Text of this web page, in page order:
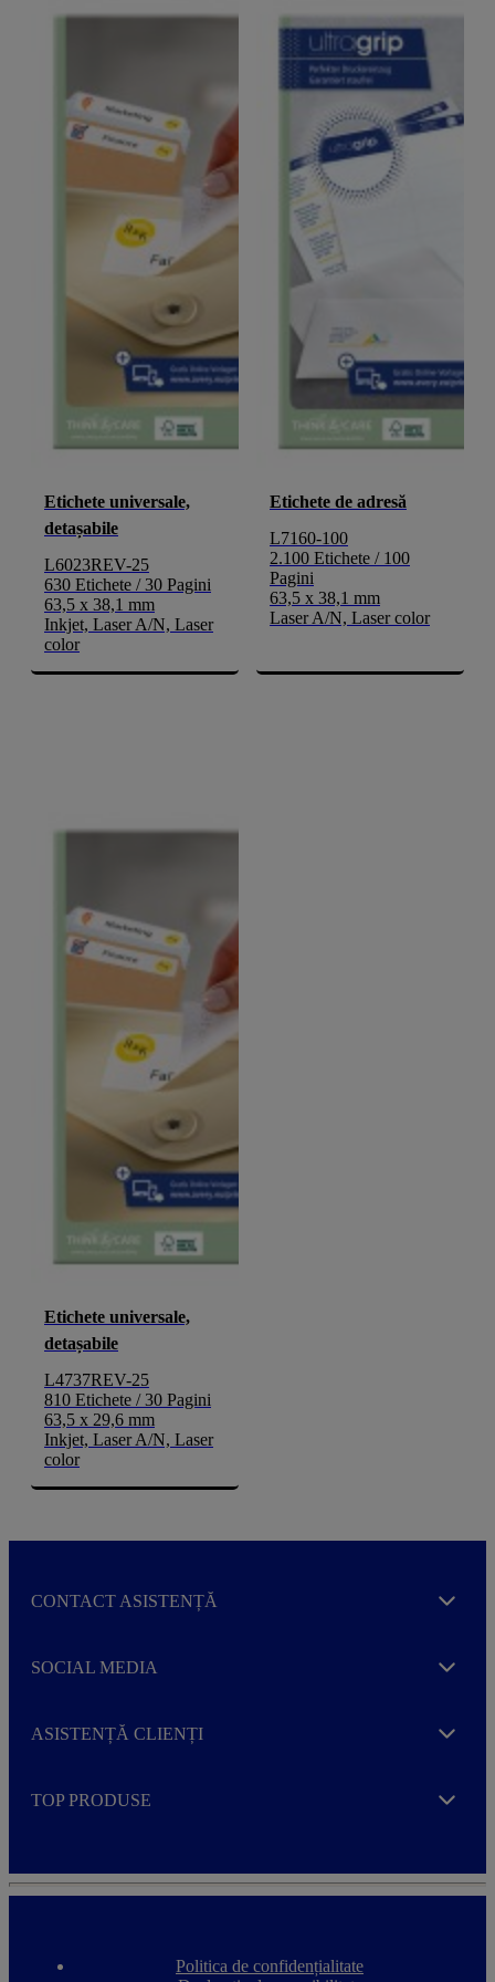
Etichete universale,
detașabile
L6023REV-25
630 Etichete / 30 Pagini
63,5 x 38,1 mm
Inkjet, Laser A/N, Laser
color
Etichete de adresă
L7160-100
2.100 Etichete / 100
Pagini
63,5 x 38,1 mm
Laser A/N, Laser color
Etichete universale,
detașabile
L4737REV-25
810 Etichete / 30 Pagini
63,5 x 29,6 mm
Inkjet, Laser A/N, Laser
color
CONTACT ASISTENȚĂ Expand
SOCIAL MEDIA Expand
ASISTENȚĂ CLIENȚI Expand
TOP PRODUSE Expand
F
Politica de confidențialitate